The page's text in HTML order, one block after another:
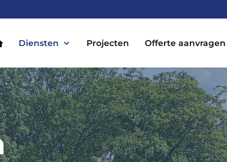
Diensten Projecten Offerte aanvragen